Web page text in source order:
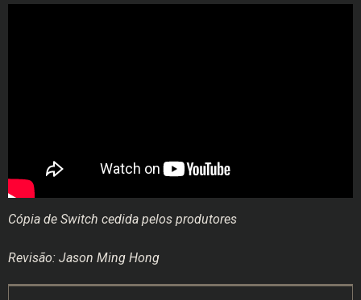
Cópia de Switch cedida pelos produtores
Revisão: Jason Ming Hong